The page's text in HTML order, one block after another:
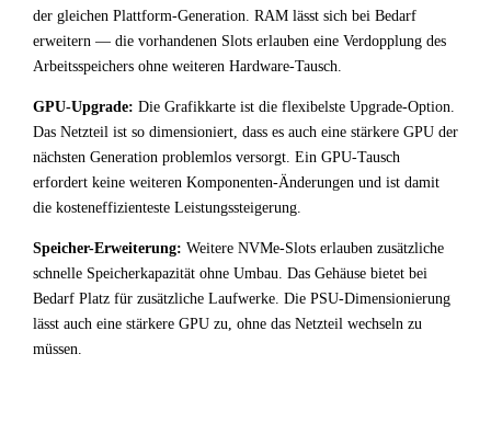
der gleichen Plattform-Generation. RAM lässt sich bei Bedarf
erweitern — die vorhandenen Slots erlauben eine Verdopplung des
Arbeitsspeichers ohne weiteren Hardware-Tausch.
GPU-Upgrade: Die Grafikkarte ist die flexibelste Upgrade-Option.
Das Netzteil ist so dimensioniert, dass es auch eine stärkere GPU der
nächsten Generation problemlos versorgt. Ein GPU-Tausch
erfordert keine weiteren Komponenten-Änderungen und ist damit
die kosteneffizienteste Leistungssteigerung.
Speicher-Erweiterung: Weitere NVMe-Slots erlauben zusätzliche
schnelle Speicherkapazität ohne Umbau. Das Gehäuse bietet bei
Bedarf Platz für zusätzliche Laufwerke. Die PSU-Dimensionierung
lässt auch eine stärkere GPU zu, ohne das Netzteil wechseln zu
müssen.